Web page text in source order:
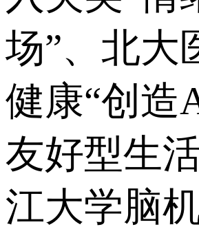
场”、北大
健康“创造
友好型生
江大学脑